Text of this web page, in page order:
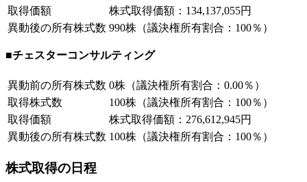
取得価額
株式取得価額：134,137,055円
異動後の所有株式数 990株（議決権所有割合：100％）
■チェスターコンサルティング
異動前の所有株式数 0株（議決権所有割合：0.00％）
取得株式数
100株（議決権所有割合：100％）
取得価額
株式取得価額：276,612,945円
異動後の所有株式数 100株（議決権所有割合：100％）
株式取得の日程